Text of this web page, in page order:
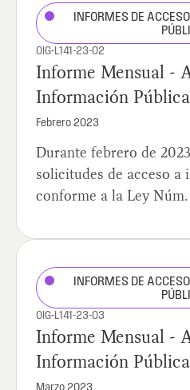
INFORMES DE
OIG-L141-23-02
Informe Mensual -
Información
Febrero 2023
Durante febrero de
solicitudes de acceso a
conforme a la Ley Núm.
INFORMES DE
OIG-L141-23-03
Informe Mensual -
Información
Marzo 2023